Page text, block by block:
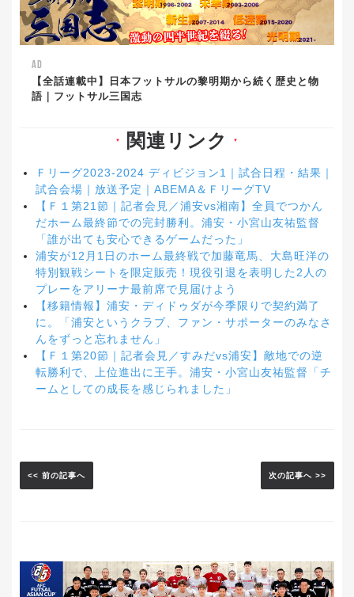
AD
【全話連載中】日本フットサルの黎明期から続く歴史と物
語｜フットサル三国志
▼ 関連リンク ▼
Ｆリーグ2023-2024 ディビジョン1｜試合日程・結果｜
試合会場｜放送予定｜ABEMA＆ＦリーグTV
【Ｆ１第21節｜記者会見／浦安vs湘南】全員でつかん
だホーム最終節での完封勝利。浦安・小宮山友祐監督
「誰が出ても安心できるゲームだった」
浦安が12月1日のホーム最終戦で加藤竜馬、大島旺洋の
特別観戦シートを限定販売！現役引退を表明した2人の
プレーをアリーナ最前席で見届けよう
【移籍情報】浦安・ディドゥダが今季限りで契約満了
に。「浦安というクラブ、ファン・サポーターのみなさ
んをずっと忘れません」
【Ｆ１第20節｜記者会見／すみだvs浦安】敵地での逆
転勝利で、上位進出に王手。浦安・小宮山友祐監督「チ
ームとしての成長を感じられました」
<< 前の記事へ 次の記事へ >>